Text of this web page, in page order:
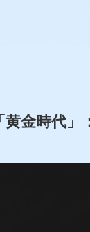
黄金時代